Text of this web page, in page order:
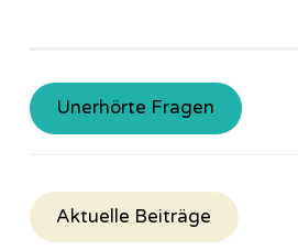
Unerhörte Fragen
Aktuelle Beiträge